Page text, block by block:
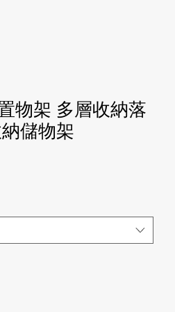
物架 多層收納落
儲物架